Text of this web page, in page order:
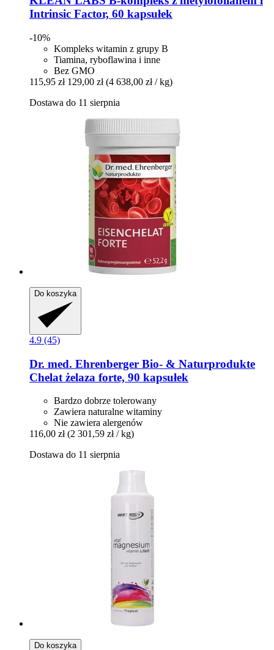
Intrinsic Factor, 60 kapsułek
-10%
Kompleks witamin z grupy B
Tiamina, ryboflawina i inne
Bez GMO
115,95 zł 129,00 zł (4 638,00 zł / kg)
Dostawa do 11 sierpnia
Do koszyka
4.9 (45)
Dr. med. Ehrenberger Bio- & Naturprodukte
Chelat żelaza forte, 90 kapsułek
Bardzo dobrze tolerowany
Zawiera naturalne witaminy
Nie zawiera alergenów
116,00 zł (2 301,59 zł / kg)
Dostawa do 11 sierpnia
Do koszyka